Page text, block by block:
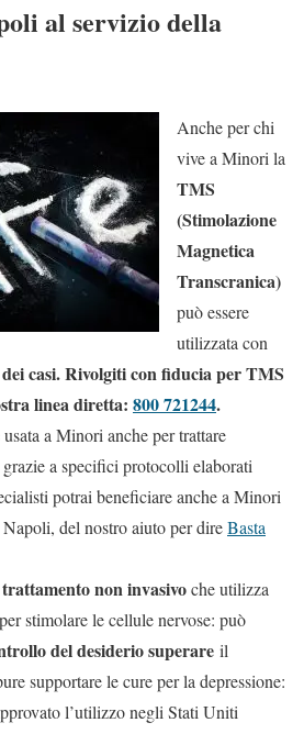
al servizio della
Anche per chi
vive a Minori la
TMS
(Stimolazione
Magnetica
Transcranica)
può essere
utilizzata con
casi. Rivolgiti con fiducia per TMS
linea diretta: 800 721244.
a Minori anche per trattare
a specifici protocolli elaborati
potrai beneficiare anche a Minori
del nostro aiuto per direBasta
non invasivoche utilizza
stimolare le cellule nervose: può
del desiderio superare il
supportare le cure per la depressione:
l’utilizzo negli Stati Uniti